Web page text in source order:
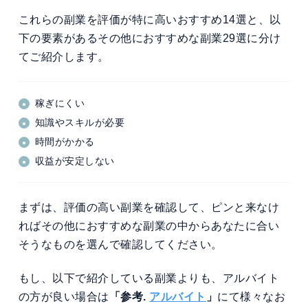
これらの副業を評価が特に高いおすすめ14選と、以
下の要素があるその他におすすめな副業29選に分け
てご紹介します。
稼ぎにくい
知識やスキルが必要
時間がかかる
収益が安定しない
まずは、評価の高い副業を確認して、ピンと来なけ
ればその他におすすめな副業の中からあなたに合い
そうなものを選んで確認してください。
もし、以下で紹介している副業よりも、アルバイト
の方が良い場合は
「参考. アルバイト 」 にて様々なお